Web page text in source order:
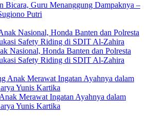
Bicara, Guru Menanggung Dampaknya –
Putri
Nasional, Honda Banten dan Polresta
Safety Riding di SDIT Al-Zahira
Merawat Ingatan Ayahnya dalam
Yunis Kartika